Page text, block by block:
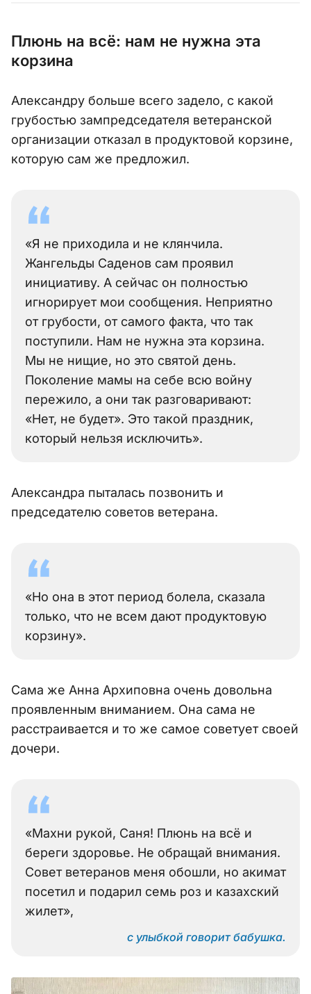
Плюнь на всё: нам не нужна эта
корзина
Александру больше всего задело, с какой
грубостью зампредседателя ветеранской
организации отказал в продуктовой корзине,
которую сам же предложил.
«Я не приходила и не клянчила.
Жангельды Саденов сам проявил
инициативу. А сейчас он полностью
игнорирует мои сообщения. Неприятно
от грубости, от самого факта, что так
поступили. Нам не нужна эта корзина.
Мы не нищие, но это святой день.
Поколение мамы на себе всю войну
пережило, а они так разговаривают:
«Нет, не будет». Это такой праздник,
который нельзя исключить».
Александра пыталась позвонить и
председателю советов ветерана.
«Но она в этот период болела, сказала
только, что не всем дают продуктовую
корзину».
Сама же Анна Архиповна очень довольна
проявленным вниманием. Она сама не
расстраивается и то же самое советует своей
дочери.
«Махни рукой, Саня! Плюнь на всё и
береги здоровье. Не обращай внимания.
Совет ветеранов меня обошли, но акимат
посетил и подарил семь роз и казахский
жилет»,
с улыбкой говорит бабушка.